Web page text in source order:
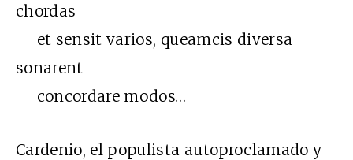
chordas
et sensit varios, queamcis diversa
sonarent
concordare modos…
Cardenio, el populista autoproclamado y